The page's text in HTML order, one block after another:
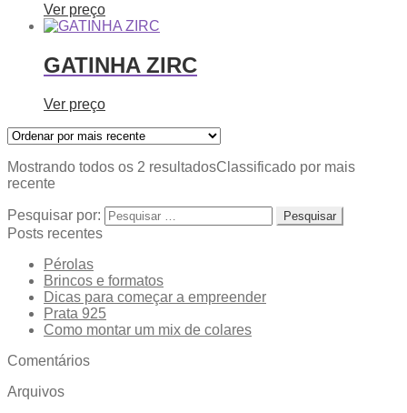
Ver preço
GATINHA ZIRC
Ver preço
Mostrando todos os 2 resultadosClassificado por mais
recente
Pesquisar por:
Posts recentes
Pérolas
Brincos e formatos
Dicas para começar a empreender
Prata 925
Como montar um mix de colares
Comentários
Arquivos